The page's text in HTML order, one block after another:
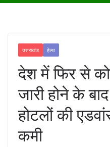
उत्तराखंड हेल्थ
देश में फिर से
जारी होने के
होटलों की
कमी